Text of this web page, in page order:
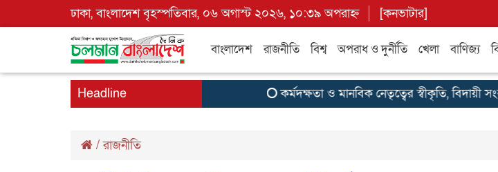
ঢাকা, বাংলাদেশ বৃহস্পতিবার, ০৬ অগাস্ট ২০২৬, ১০:৩৯ অপরাহ্ন [কনভাটার]
বাংলাদেশ রাজনীতি বিশ্ব অপরাধ ও দুর্নীতি খেলা বাণিজ্য
Headline কর্মদক্ষতা ও মানবিক নেতৃত্বের স্বীকৃতি, বিদায়ী
/রাজনীতি